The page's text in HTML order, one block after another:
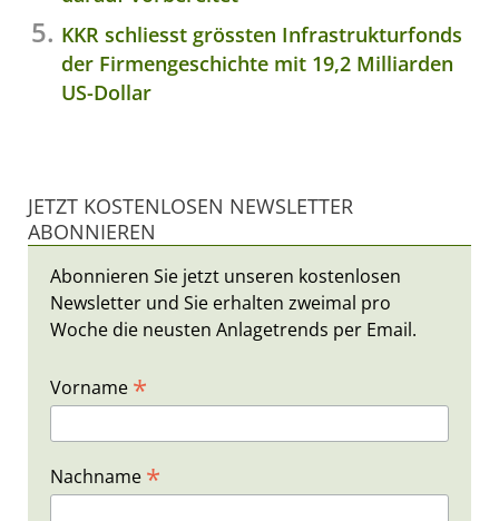
KKR schliesst grössten Infrastrukturfonds
der Firmengeschichte mit 19,2 Milliarden
US-Dollar
JETZT KOSTENLOSEN NEWSLETTER
ABONNIEREN
Abonnieren Sie jetzt unseren kostenlosen
Newsletter und Sie erhalten zweimal pro
Woche die neusten Anlagetrends per Email.
Vorname *
Nachname *